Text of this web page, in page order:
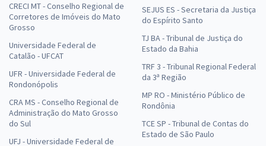
CRECI MT - Conselho Regional de
Corretores de Imóveis do Mato
Grosso
Universidade Federal de
Catalão - UFCAT
UFR - Universidade Federal de
Rondonópolis
CRA MS - Conselho Regional de
Administração do Mato Grosso
do Sul
UFJ - Universidade Federal de
SEJUS ES - Secretaria da Justiça
do Espírito Santo
TJ BA - Tribunal de Justiça do
Estado da Bahia
TRF 3 - Tribunal Regional Federal
da 3ª Região
MP RO - Ministério Público de
Rondônia
TCE SP - Tribunal de Contas do
Estado de São Paulo